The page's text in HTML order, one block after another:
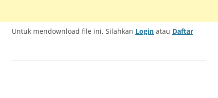
Untuk mendownload file ini, Silahkan Login atau Daftar